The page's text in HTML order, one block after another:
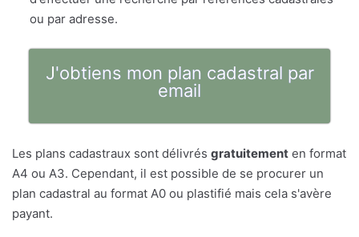
ou par adresse.
J'obtiens mon plan cadastral par
email
Les plans cadastraux sont délivrés gratuitement en format
A4 ou A3. Cependant, il est possible de se procurer un
plan cadastral au format A0 ou plastifié mais cela s'avère
payant.